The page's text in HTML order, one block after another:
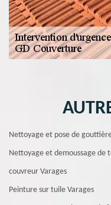
Nettoyage et pose de
Nettoyage et demoussage de
couvreur Varages
Peinture sur tuile Varages